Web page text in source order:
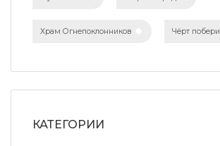
Храм Огнепоклонников Чёрт побери
КАТЕГОРИИ